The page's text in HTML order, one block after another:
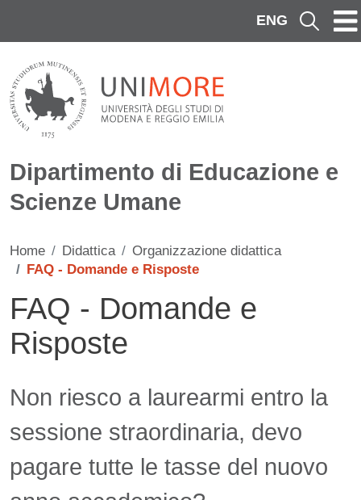
ENG Cerca
Dipartimento di Educazione e
Scienze Umane
Home Didattica
Organizzazione didattica
FAQ - Domande e Risposte
FAQ - Domande e
Risposte
Contenuto
Non riesco a laurearmi entro la
sessione straordinaria, devo
pagare tutte le tasse del nuovo